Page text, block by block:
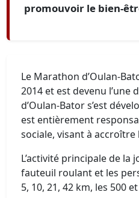
promouvoir le bien-
Le Marathon d’Oulan-
2014 et est devenu l’une
d’Oulan-Bator s’est
est entièrement
sociale, visant à
L’activité principale de la
fauteuil roulant et les
5, 10, 21, 42 km, les 500